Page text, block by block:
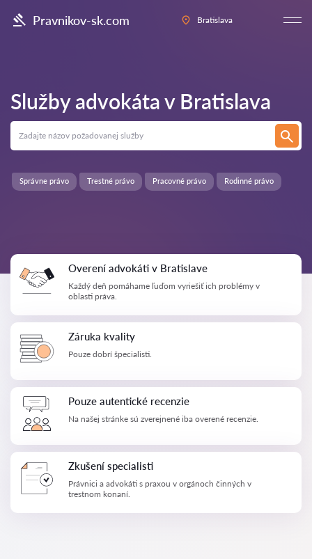
Pravnikov-sk.com Bratislava
Služby advokáta v Bratislava
Rodinné právo
Správne právo Trestné právo Pracovné právo
Overení advokáti v Bratislave
Každý deň pomáhame ľuďom vyriešiť ich problémy v
oblasti práva.
Záruka kvality
Pouze dobrí špecialisti.
Pouze autentické recenzie
Na našej stránke sú zverejnené iba overené recenzie.
Zkušení specialisti
Právnici a advokáti s praxou v orgánoch činných v
trestnom konaní.